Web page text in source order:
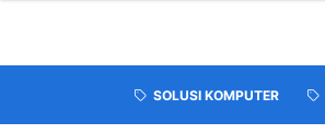
SOLUSI KOMPUTER